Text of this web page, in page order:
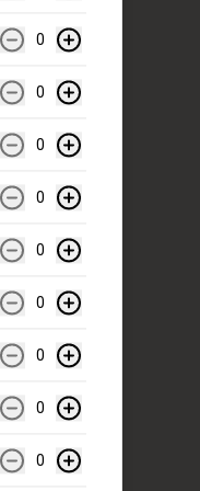
0
0
0
0
0
0
0
0
0